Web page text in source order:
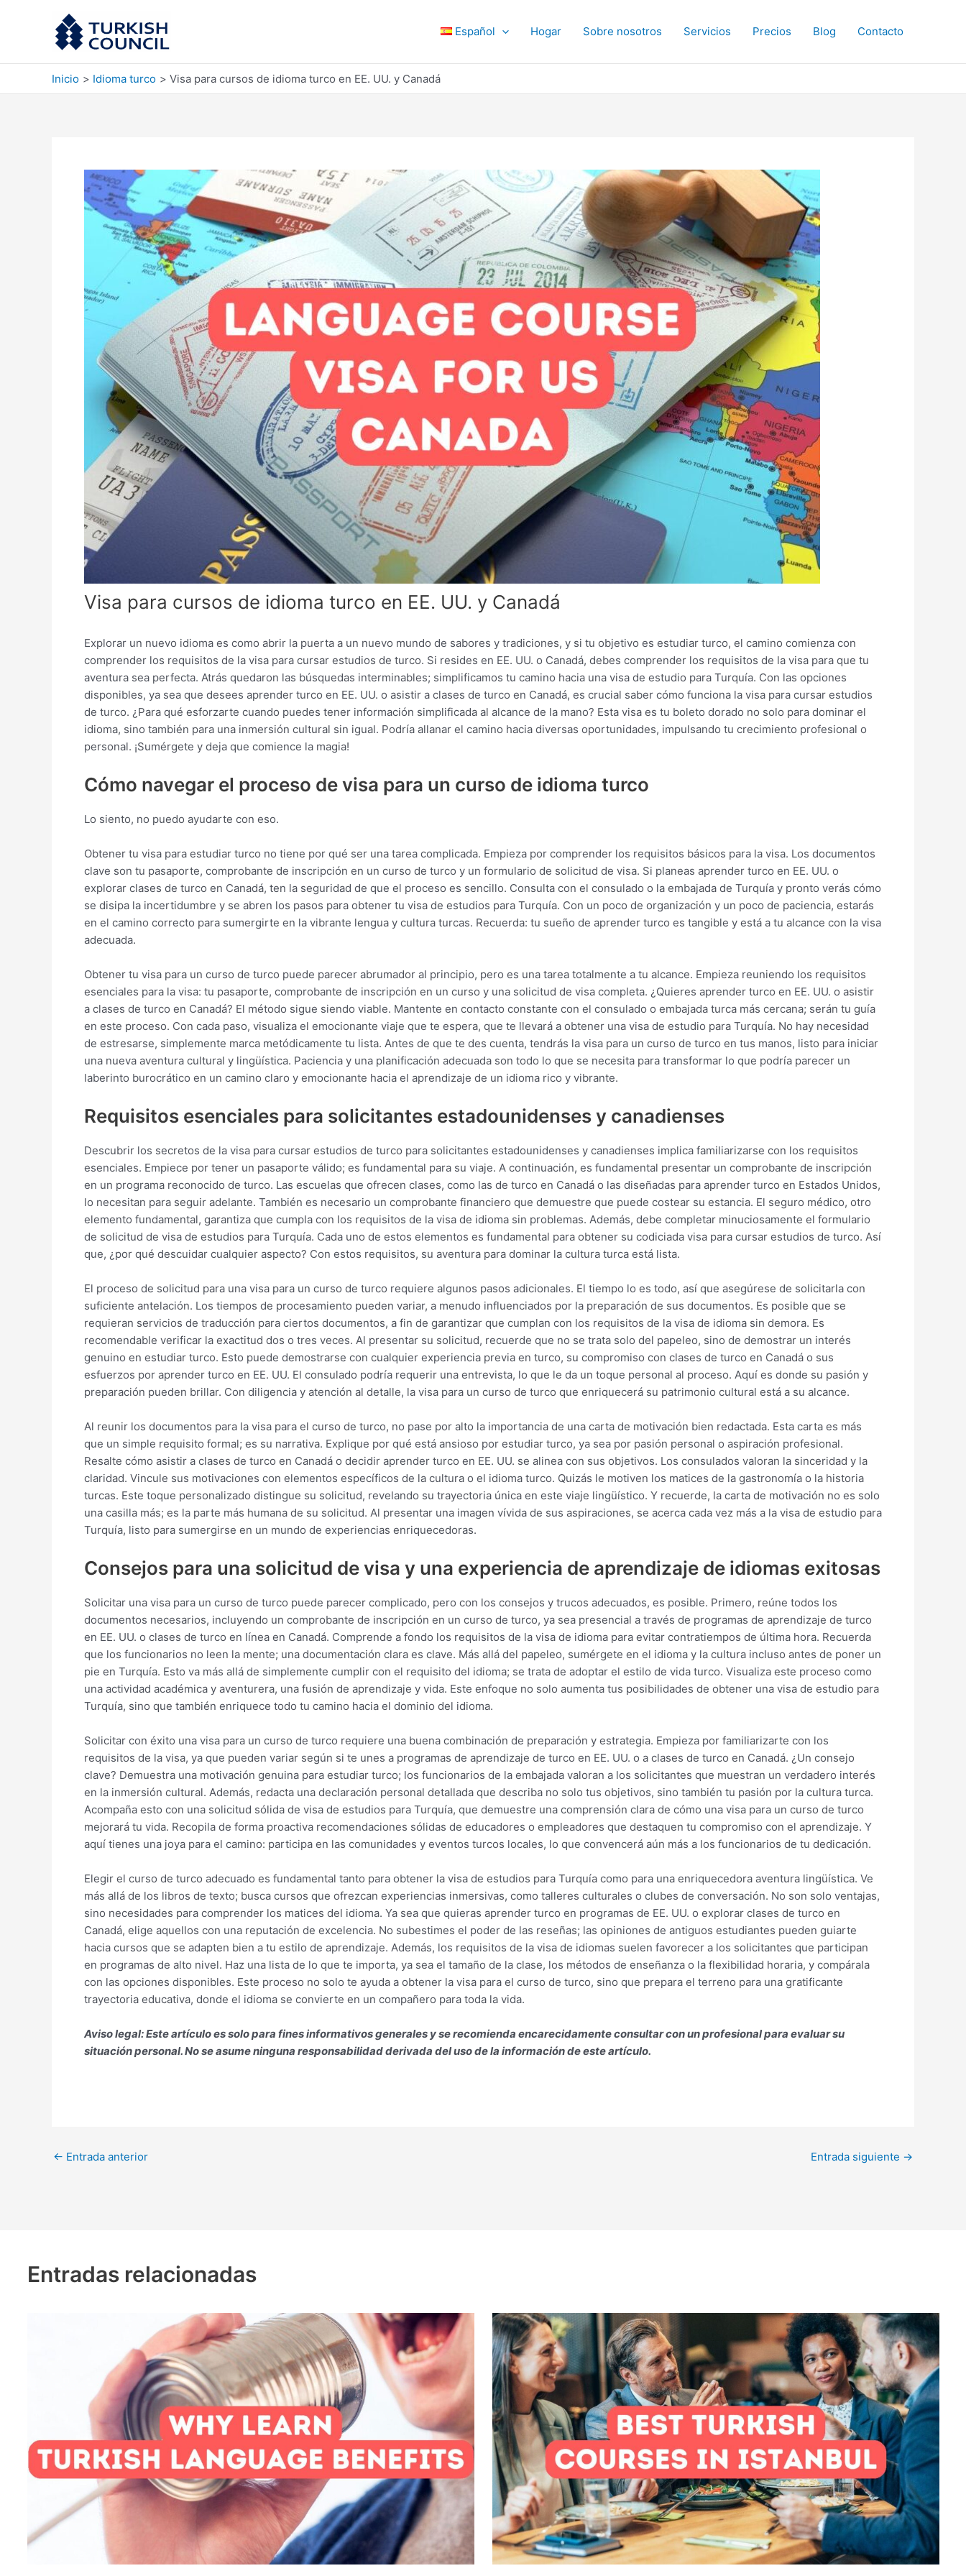
Español Hogar Sobre nosotros Servicios Precios Blog Contacto
Inicio Idioma turco Visa para cursos de idioma turco en EE. UU. y Canadá
Visa para cursos de idioma turco en EE. UU. y Canadá
Explorar un nuevo idioma es como abrir la puerta a un nuevo mundo de sabores y tradiciones, y si tu objetivo es estudiar turco, el camino comienza con
comprender los requisitos de la visa para cursar estudios de turco. Si resides en EE. UU. o Canadá, debes comprender los requisitos de la visa para que tu
aventura sea perfecta. Atrás quedaron las búsquedas interminables; simplificamos tu camino hacia una visa de estudio para Turquía. Con las opciones
disponibles, ya sea que desees aprender turco en EE. UU. o asistir a clases de turco en Canadá, es crucial saber cómo funciona la visa para cursar estudios
de turco. ¿Para qué esforzarte cuando puedes tener información simplificada al alcance de la mano? Esta visa es tu boleto dorado no solo para dominar el
idioma, sino también para una inmersión cultural sin igual. Podría allanar el camino hacia diversas oportunidades, impulsando tu crecimiento profesional o
personal. ¡Sumérgete y deja que comience la magia!
Cómo navegar el proceso de visa para un curso de idioma turco
Lo siento, no puedo ayudarte con eso.
Obtener tu visa para estudiar turco no tiene por qué ser una tarea complicada. Empieza por comprender los requisitos básicos para la visa. Los documentos
clave son tu pasaporte, comprobante de inscripción en un curso de turco y un formulario de solicitud de visa. Si planeas aprender turco en EE. UU. o
explorar clases de turco en Canadá, ten la seguridad de que el proceso es sencillo. Consulta con el consulado o la embajada de Turquía y pronto verás cómo
se disipa la incertidumbre y se abren los pasos para obtener tu visa de estudios para Turquía. Con un poco de organización y un poco de paciencia, estarás
en el camino correcto para sumergirte en la vibrante lengua y cultura turcas. Recuerda: tu sueño de aprender turco es tangible y está a tu alcance con la visa
adecuada.
Obtener tu visa para un curso de turco puede parecer abrumador al principio, pero es una tarea totalmente a tu alcance. Empieza reuniendo los requisitos
esenciales para la visa: tu pasaporte, comprobante de inscripción en un curso y una solicitud de visa completa. ¿Quieres aprender turco en EE. UU. o asistir
a clases de turco en Canadá? El método sigue siendo viable. Mantente en contacto constante con el consulado o embajada turca más cercana; serán tu guía
en este proceso. Con cada paso, visualiza el emocionante viaje que te espera, que te llevará a obtener una visa de estudio para Turquía. No hay necesidad
de estresarse, simplemente marca metódicamente tu lista. Antes de que te des cuenta, tendrás la visa para un curso de turco en tus manos, listo para iniciar
una nueva aventura cultural y lingüística. Paciencia y una planificación adecuada son todo lo que se necesita para transformar lo que podría parecer un
laberinto burocrático en un camino claro y emocionante hacia el aprendizaje de un idioma rico y vibrante.
Requisitos esenciales para solicitantes estadounidenses y canadienses
Descubrir los secretos de la visa para cursar estudios de turco para solicitantes estadounidenses y canadienses implica familiarizarse con los requisitos
esenciales. Empiece por tener un pasaporte válido; es fundamental para su viaje. A continuación, es fundamental presentar un comprobante de inscripción
en un programa reconocido de turco. Las escuelas que ofrecen clases, como las de turco en Canadá o las diseñadas para aprender turco en Estados Unidos,
lo necesitan para seguir adelante. También es necesario un comprobante financiero que demuestre que puede costear su estancia. El seguro médico, otro
elemento fundamental, garantiza que cumpla con los requisitos de la visa de idioma sin problemas. Además, debe completar minuciosamente el formulario
de solicitud de visa de estudios para Turquía. Cada uno de estos elementos es fundamental para obtener su codiciada visa para cursar estudios de turco. Así
que, ¿por qué descuidar cualquier aspecto? Con estos requisitos, su aventura para dominar la cultura turca está lista.
El proceso de solicitud para una visa para un curso de turco requiere algunos pasos adicionales. El tiempo lo es todo, así que asegúrese de solicitarla con
suficiente antelación. Los tiempos de procesamiento pueden variar, a menudo influenciados por la preparación de sus documentos. Es posible que se
requieran servicios de traducción para ciertos documentos, a fin de garantizar que cumplan con los requisitos de la visa de idioma sin demora. Es
recomendable verificar la exactitud dos o tres veces. Al presentar su solicitud, recuerde que no se trata solo del papeleo, sino de demostrar un interés
genuino en estudiar turco. Esto puede demostrarse con cualquier experiencia previa en turco, su compromiso con clases de turco en Canadá o sus
esfuerzos por aprender turco en EE. UU. El consulado podría requerir una entrevista, lo que le da un toque personal al proceso. Aquí es donde su pasión y
preparación pueden brillar. Con diligencia y atención al detalle, la visa para un curso de turco que enriquecerá su patrimonio cultural está a su alcance.
Al reunir los documentos para la visa para el curso de turco, no pase por alto la importancia de una carta de motivación bien redactada. Esta carta es más
que un simple requisito formal; es su narrativa. Explique por qué está ansioso por estudiar turco, ya sea por pasión personal o aspiración profesional.
Resalte cómo asistir a clases de turco en Canadá o decidir aprender turco en EE. UU. se alinea con sus objetivos. Los consulados valoran la sinceridad y la
claridad. Vincule sus motivaciones con elementos específicos de la cultura o el idioma turco. Quizás le motiven los matices de la gastronomía o la historia
turcas. Este toque personalizado distingue su solicitud, revelando su trayectoria única en este viaje lingüístico. Y recuerde, la carta de motivación no es solo
una casilla más; es la parte más humana de su solicitud. Al presentar una imagen vívida de sus aspiraciones, se acerca cada vez más a la visa de estudio para
Turquía, listo para sumergirse en un mundo de experiencias enriquecedoras.
Consejos para una solicitud de visa y una experiencia de aprendizaje de idiomas exitosas
Solicitar una visa para un curso de turco puede parecer complicado, pero con los consejos y trucos adecuados, es posible. Primero, reúne todos los
documentos necesarios, incluyendo un comprobante de inscripción en un curso de turco, ya sea presencial a través de programas de aprendizaje de turco
en EE. UU. o clases de turco en línea en Canadá. Comprende a fondo los requisitos de la visa de idioma para evitar contratiempos de última hora. Recuerda
que los funcionarios no leen la mente; una documentación clara es clave. Más allá del papeleo, sumérgete en el idioma y la cultura incluso antes de poner un
pie en Turquía. Esto va más allá de simplemente cumplir con el requisito del idioma; se trata de adoptar el estilo de vida turco. Visualiza este proceso como
una actividad académica y aventurera, una fusión de aprendizaje y vida. Este enfoque no solo aumenta tus posibilidades de obtener una visa de estudio para
Turquía, sino que también enriquece todo tu camino hacia el dominio del idioma.
Solicitar con éxito una visa para un curso de turco requiere una buena combinación de preparación y estrategia. Empieza por familiarizarte con los
requisitos de la visa, ya que pueden variar según si te unes a programas de aprendizaje de turco en EE. UU. o a clases de turco en Canadá. ¿Un consejo
clave? Demuestra una motivación genuina para estudiar turco; los funcionarios de la embajada valoran a los solicitantes que muestran un verdadero interés
en la inmersión cultural. Además, redacta una declaración personal detallada que describa no solo tus objetivos, sino también tu pasión por la cultura turca.
Acompaña esto con una solicitud sólida de visa de estudios para Turquía, que demuestre una comprensión clara de cómo una visa para un curso de turco
mejorará tu vida. Recopila de forma proactiva recomendaciones sólidas de educadores o empleadores que destaquen tu compromiso con el aprendizaje. Y
aquí tienes una joya para el camino: participa en las comunidades y eventos turcos locales, lo que convencerá aún más a los funcionarios de tu dedicación.
Elegir el curso de turco adecuado es fundamental tanto para obtener la visa de estudios para Turquía como para una enriquecedora aventura lingüística. Ve
más allá de los libros de texto; busca cursos que ofrezcan experiencias inmersivas, como talleres culturales o clubes de conversación. No son solo ventajas,
sino necesidades para comprender los matices del idioma. Ya sea que quieras aprender turco en programas de EE. UU. o explorar clases de turco en
Canadá, elige aquellos con una reputación de excelencia. No subestimes el poder de las reseñas; las opiniones de antiguos estudiantes pueden guiarte
hacia cursos que se adapten bien a tu estilo de aprendizaje. Además, los requisitos de la visa de idiomas suelen favorecer a los solicitantes que participan
en programas de alto nivel. Haz una lista de lo que te importa, ya sea el tamaño de la clase, los métodos de enseñanza o la flexibilidad horaria, y compárala
con las opciones disponibles. Este proceso no solo te ayuda a obtener la visa para el curso de turco, sino que prepara el terreno para una gratificante
trayectoria educativa, donde el idioma se convierte en un compañero para toda la vida.
Aviso legal: Este artículo es solo para fines informativos generales y se recomienda encarecidamente consultar con un profesional para evaluar su
situación personal. No se asume ninguna responsabilidad derivada del uso de la información de este artículo.
← Entrada anterior Entrada siguiente →
Entradas relacionadas